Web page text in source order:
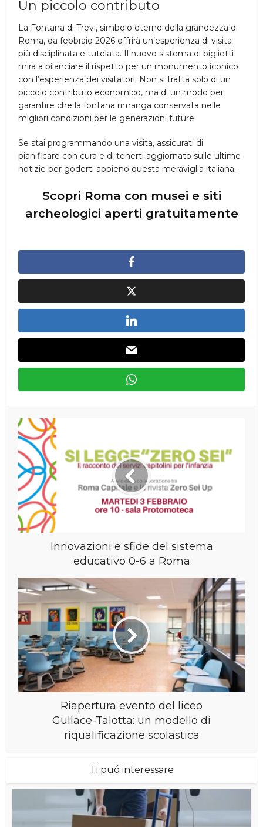
Un piccolo contributo
La Fontana di Trevi, simbolo eterno della grandezza di
Roma, da febbraio 2026 offrirà un’esperienza di visita
più disciplinata e tutelata. Il nuovo sistema di biglietti
mira a bilanciare il rispetto per un monumento iconico
con l’esperienza dei visitatori. Non si tratta solo di un
piccolo contributo economico, ma di un modo per
garantire che la fontana rimanga conservata nelle
migliori condizioni per le generazioni future.
Se stai programmando una visita, assicurati di
pianificare con cura e di tenerti aggiornato sulle ultime
notizie per goderti appieno questa meraviglia italiana.
Scopri Roma con musei e siti
archeologici aperti gratuitamente
Innovazioni e sfide del sistema
educativo 0-6 a Roma
Riapertura evento del liceo
Gullace-Talotta: un modello di
riqualificazione scolastica
Ti puó interessare